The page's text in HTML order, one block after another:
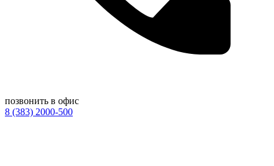
позвонить в офис
8 (383) 2000-500